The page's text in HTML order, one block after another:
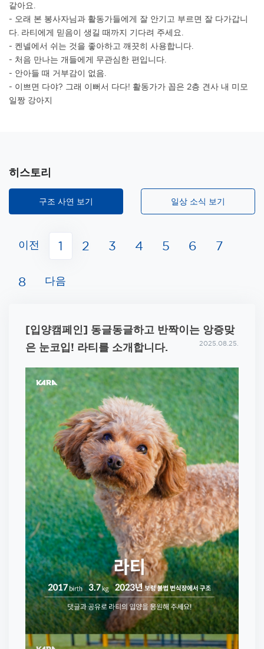
같아요.
- 오래 본 봉사자님과 활동가들에게 잘 안기고 부르면 잘 다가갑니
다. 라티에게 믿음이 생길 때까지 기다려 주세요.
- 켄넬에서 쉬는 것을 좋아하고 깨끗히 사용합니다.
- 처음 만나는 개들에게 무관심한 편입니다.
- 안아들 때 거부감이 없음.
- 이쁘면 다야? 그래 이뻐서 다다! 활동가가 꼽은 2층 견사 내 미모
일짱 강아지
히스토리
구조 사연 보기 일상 소식 보기
이전 1 2 3 4 5 6 7
8 다음
[입양캠페인] 동글동글하고 반짝이는 앙증맞
은 눈코입! 라티를 소개합니다.
2025.08.25.